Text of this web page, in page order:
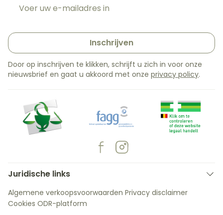
Inschrijven
Door op inschrijven te klikken, schrijft u zich in voor onze
nieuwsbrief en gaat u akkoord met onze privacy policy.
Juridische links
Algemene verkoopsvoorwaarden Privacy disclaimer
Cookies ODR-platform